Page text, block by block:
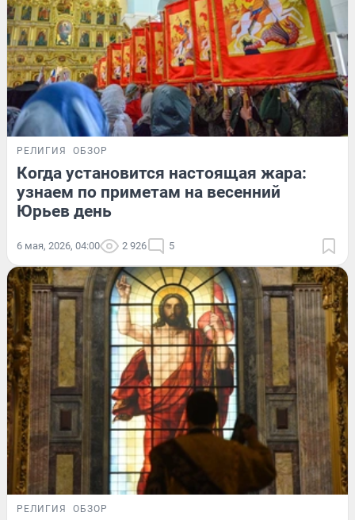
РЕЛИГИЯ ОБЗОР
Когда установится настоящая жара:
узнаем по приметам на весенний
Юрьев день
6 мая, 2026, 04:00 2 926 5
РЕЛИГИЯ ОБЗОР